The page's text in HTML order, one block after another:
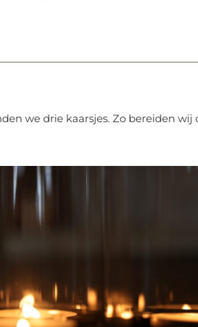
we drie kaarsjes. Zo bereiden wij